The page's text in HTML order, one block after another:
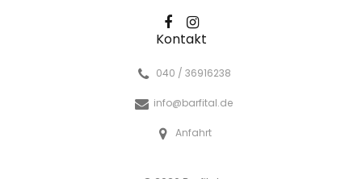
Kontakt
040 / 36916238
info@barfital.de
Anfahrt